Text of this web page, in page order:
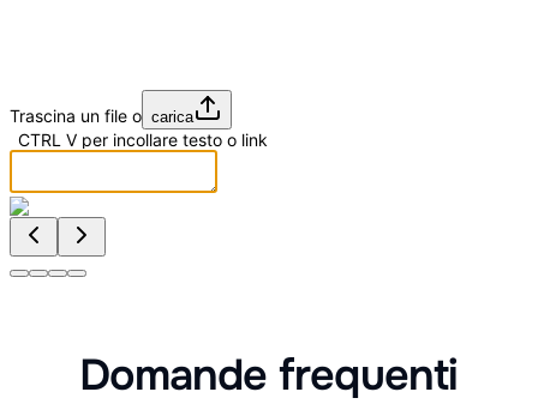
Trascina un file o carica
CTRL V per incollare testo o link
Domande frequenti